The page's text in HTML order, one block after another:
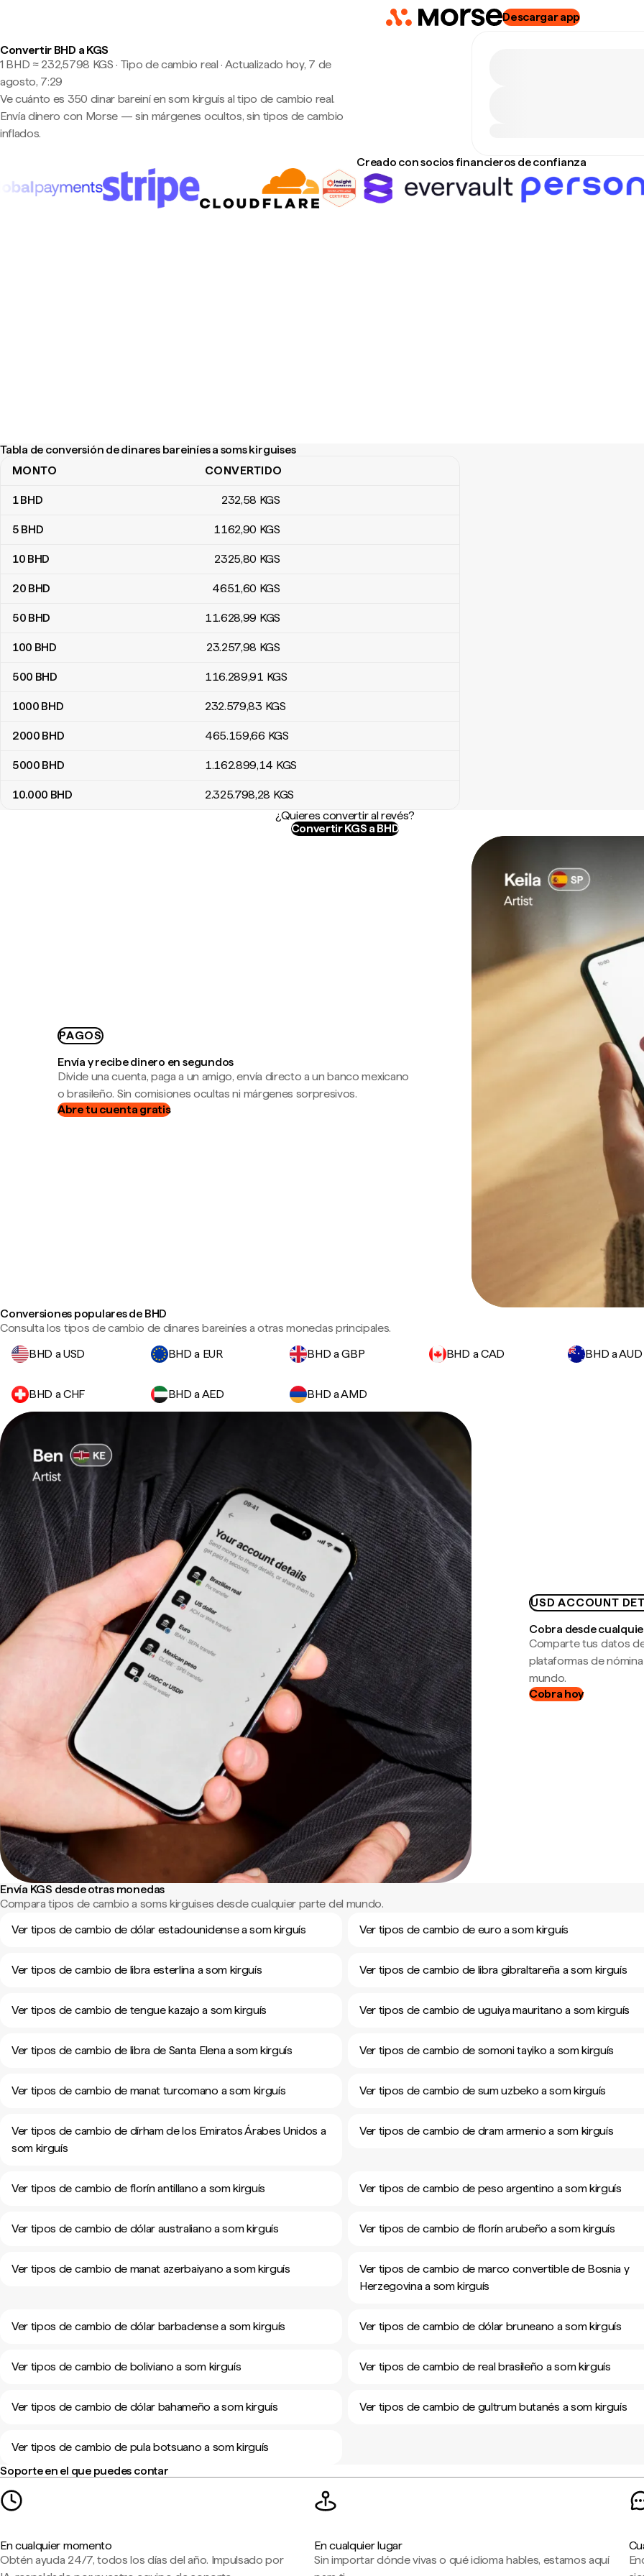
Descargar app
Convertir BHD a KGS
1 BHD ≈ 232,5798 KGS · Tipo de cambio real · Actualizado hoy, 7 de
agosto, 7:29
Ve cuánto es 350 dinar bareiní en som kirguís al tipo de cambio real.
Envía dinero con Morse — sin márgenes ocultos, sin tipos de cambio
inflados.
Creado con socios financieros de confianza
Tabla de conversión de dinares bareiníes a soms kirguises
Tabla de conversión de dinares bareiníes a soms kirguises
MONTO CONVERTIDO
1BHD 232,58 KGS
5 BHD 1162,90 KGS
10 BHD 2325,80 KGS
20 BHD 4651,60 KGS
50 BHD 11.628,99 KGS
100 BHD 23.257,98 KGS
500 BHD 116.289,91 KGS
1000 BHD 232.579,83 KGS
2000 BHD 465.159,66 KGS
5000 BHD 1.162.899,14 KGS
10.000 BHD 2.325.798,28 KGS
¿Quieres convertir al revés?
Convertir KGS a BHD
PAGOS
Envía y recibe dinero en segundos
Divide una cuenta, paga a un amigo, envía directo a un banco mexicano
o brasileño. Sin comisiones ocultas ni márgenes sorpresivos.
Abre tu cuenta gratis
Conversiones populares de BHD
Consulta los tipos de cambio de dinares bareiníes a otras monedas principales.
BHD a USD
BHD a EUR BHD a GBP BHD a CAD BHD a AUD
BHD a CHF BHD a AED BHD a AMD
USD ACCOUNT
Cobra desde
Comparte tus datos
plataformas de
mundo.
Cobra hoy
Envía KGS desde otras monedas
Compara tipos de cambio a soms kirguises desde cualquier parte del mundo.
Ver tipos de cambio de dólar estadounidense a som kirguís
Ver tipos de cambio de euro a som kirguís
Ver tipos de cambio de libra esterlina a som kirguís Ver tipos de cambio de libra gibraltareña a som kirguís
Ver tipos de cambio de tengue kazajo a som kirguís Ver tipos de cambio de uguiya mauritano a som kirguís
Ver tipos de cambio de libra de Santa Elena a som kirguís Ver tipos de cambio de somoni tayiko a som kirguís
Ver tipos de cambio de manat turcomano a som kirguís Ver tipos de cambio de sum uzbeko a som kirguís
Ver tipos de cambio de dírham de los Emiratos Árabes Unidos a
som kirguís
Ver tipos de cambio de dram armenio a som kirguís
Ver tipos de cambio de florín antillano a som kirguís Ver tipos de cambio de peso argentino a som kirguís
Ver tipos de cambio de dólar australiano a som kirguís Ver tipos de cambio de florín arubeño a som kirguís
Ver tipos de cambio de manat azerbaiyano a som kirguís
Ver tipos de cambio de marco convertible de Bosnia y
Herzegovina a som kirguís
Ver tipos de cambio de dólar barbadense a som kirguís Ver tipos de cambio de dólar bruneano a som kirguís
Ver tipos de cambio de boliviano a som kirguís Ver tipos de cambio de real brasileño a som kirguís
Ver tipos de cambio de dólar bahameño a som kirguís Ver tipos de cambio de gultrum butanés a som kirguís
Ver tipos de cambio de pula botsuano a som kirguís
Soporte en el que puedes contar
En cualquier momento
Obtén ayuda 24/7, todos los días del año. Impulsado por
En cualquier lugar
Sin importar dónde vivas o qué idioma hables, estamos aquí